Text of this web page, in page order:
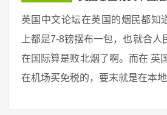
英国中文论坛在英国的烟民都知
上都是7-8镑摆布一包，也就合人
在国际算是败北烟了啊。而在 英
在机场买免税的，要末就是在本